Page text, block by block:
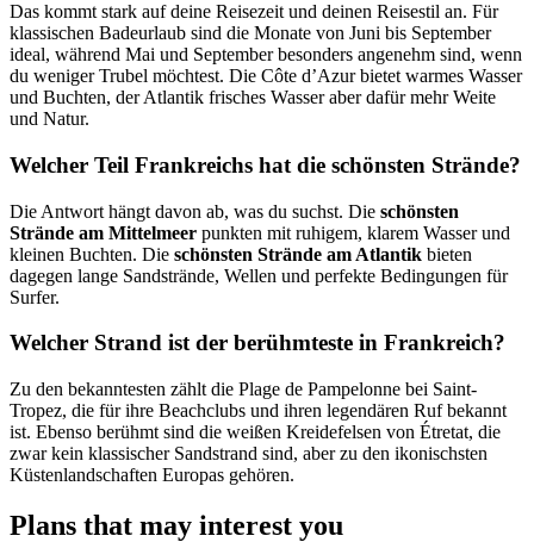
Das kommt stark auf deine Reisezeit und deinen Reisestil an. Für
klassischen Badeurlaub sind die Monate von Juni bis September
ideal, während Mai und September besonders angenehm sind, wenn
du weniger Trubel möchtest. Die Côte d’Azur bietet warmes Wasser
und Buchten, der Atlantik frisches Wasser aber dafür mehr Weite
und Natur.
Welcher Teil Frankreichs hat die schönsten Strände?
Die Antwort hängt davon ab, was du suchst. Die schönsten
Strände am Mittelmeer punkten mit ruhigem, klarem Wasser und
kleinen Buchten. Die schönsten Strände am Atlantik bieten
dagegen lange Sandstrände, Wellen und perfekte Bedingungen für
Surfer.
Welcher Strand ist der berühmteste in Frankreich?
Zu den bekanntesten zählt die Plage de Pampelonne bei Saint-
Tropez, die für ihre Beachclubs und ihren legendären Ruf bekannt
ist. Ebenso berühmt sind die weißen Kreidefelsen von Étretat, die
zwar kein klassischer Sandstrand sind, aber zu den ikonischsten
Küstenlandschaften Europas gehören.
Plans that may interest you